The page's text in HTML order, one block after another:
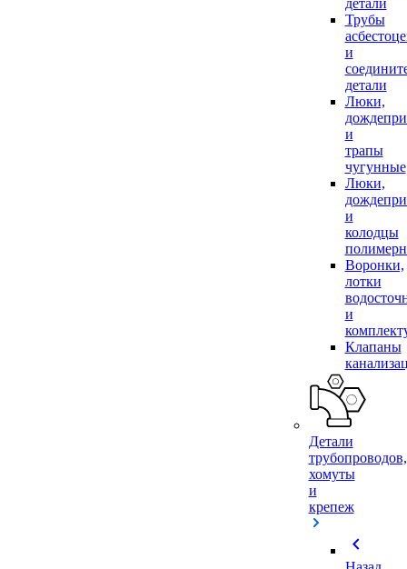
детали
Трубы
и
детали
Люки,
и
трапы
чугунные
Люки,
и
колодцы
Воронки,
лотки
и
Клапаны
Детали
трубопроводов,
хомуты
и
крепеж
chevron_left